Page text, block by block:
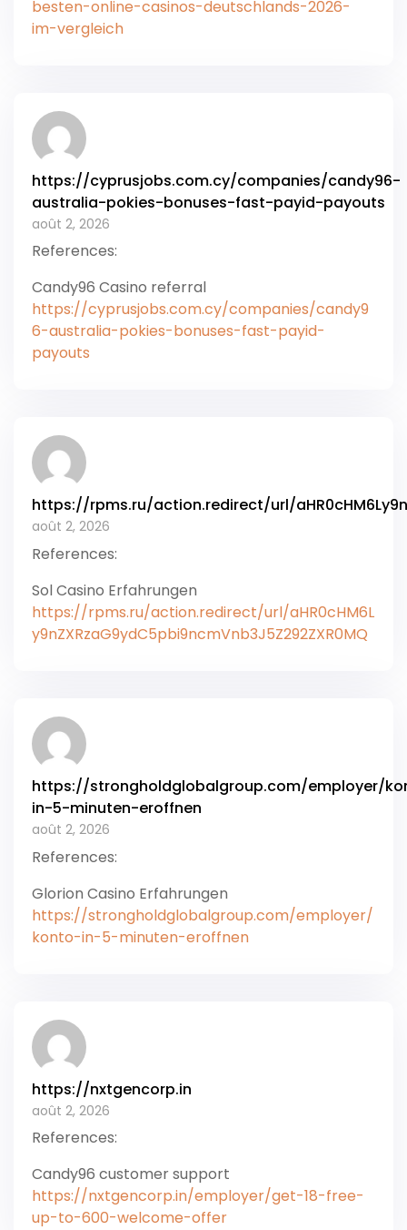
besten-online-casinos-deutschlands-2026-
im-vergleich
https://cyprusjobs.com.cy/companies/candy96-
australia-pokies-bonuses-fast-payid-payouts
août 2, 2026
References:
Candy96 Casino referral
https://cyprusjobs.com.cy/companies/candy9
6-australia-pokies-bonuses-fast-payid-
payouts
https://rpms.ru/action.redirect/url/
août 2, 2026
References:
Sol Casino Erfahrungen
https://rpms.ru/action.redirect/url/aHR0cHM6L
y9nZXRzaG9ydC5pbi9ncmVnb3J5Z292ZXR0MQ
https://strongholdglobalgroup.com/employer/
in-5-minuten-eroffnen
août 2, 2026
References:
Glorion Casino Erfahrungen
https://strongholdglobalgroup.com/employer/
konto-in-5-minuten-eroffnen
https://nxtgencorp.in
août 2, 2026
References:
Candy96 customer support
https://nxtgencorp.in/employer/get-18-free-
up-to-600-welcome-offer